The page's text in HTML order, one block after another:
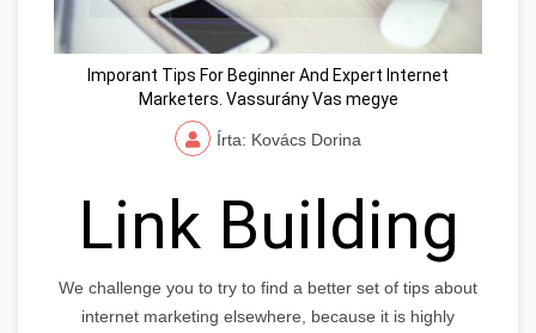
Imporant Tips For Beginner And Expert Internet
Marketers. Vassurány Vas megye
Írta: Kovács Dorina
Link Building
We challenge you to try to find a better set of tips about
internet marketing elsewhere, because it is highly